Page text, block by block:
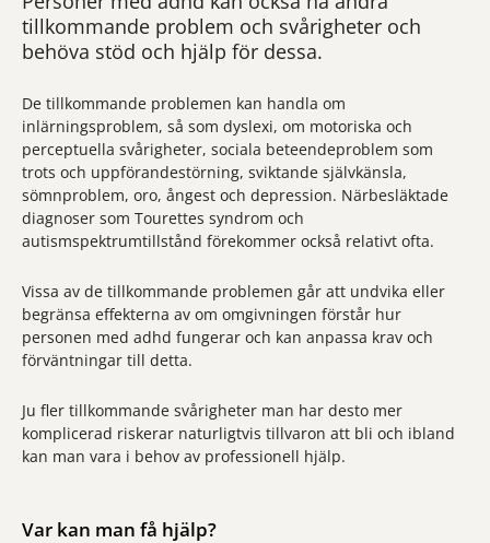
tillkommande problem och svårigheter och
behöva stöd och hjälp för dessa.
De tillkommande problemen kan handla om
inlärningsproblem, så som dyslexi, om motoriska och
perceptuella svårigheter, sociala beteendeproblem som
trots och uppförandestörning, sviktande självkänsla,
sömnproblem, oro, ångest och depression. Närbesläktade
diagnoser som Tourettes syndrom och
autismspektrumtillstånd förekommer också relativt ofta.
Vissa av de tillkommande problemen går att undvika eller
begränsa effekterna av om omgivningen förstår hur
personen med adhd fungerar och kan anpassa krav och
förväntningar till detta.
Ju fler tillkommande svårigheter man har desto mer
komplicerad riskerar naturligtvis tillvaron att bli och ibland
kan man vara i behov av professionell hjälp.
Var kan man få hjälp?